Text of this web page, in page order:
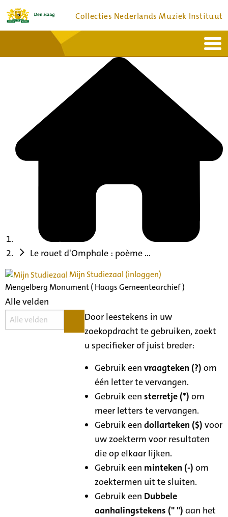
Collecties Nederlands Muziek Instituut
Bronnen en collecties
Le rouet d'Omphale : poème ...
Mijn Studiezaal (inloggen)
Mengelberg Monument ( Haags Gemeentearchief )
Alle velden
Door leestekens in uw
zoekopdracht te gebruiken, zoekt
u specifieker of juist breder:
Gebruik eenvraagteken (?) om
één letter te vervangen.
Gebruik eensterretje (*) om
meer letters te vervangen.
Gebruik eendollarteken ($) voor
uw zoekterm voor resultaten
die op elkaar lijken.
Gebruik een minteken (-) om
zoektermen uit te sluiten.
Gebruik een Dubbele
aanhalingstekens (" ") aan het